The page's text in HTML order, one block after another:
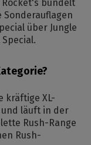
Rocket's bündelt
über Jungle
kräftige XL-
und läuft in der
Rush-Range
Rush-